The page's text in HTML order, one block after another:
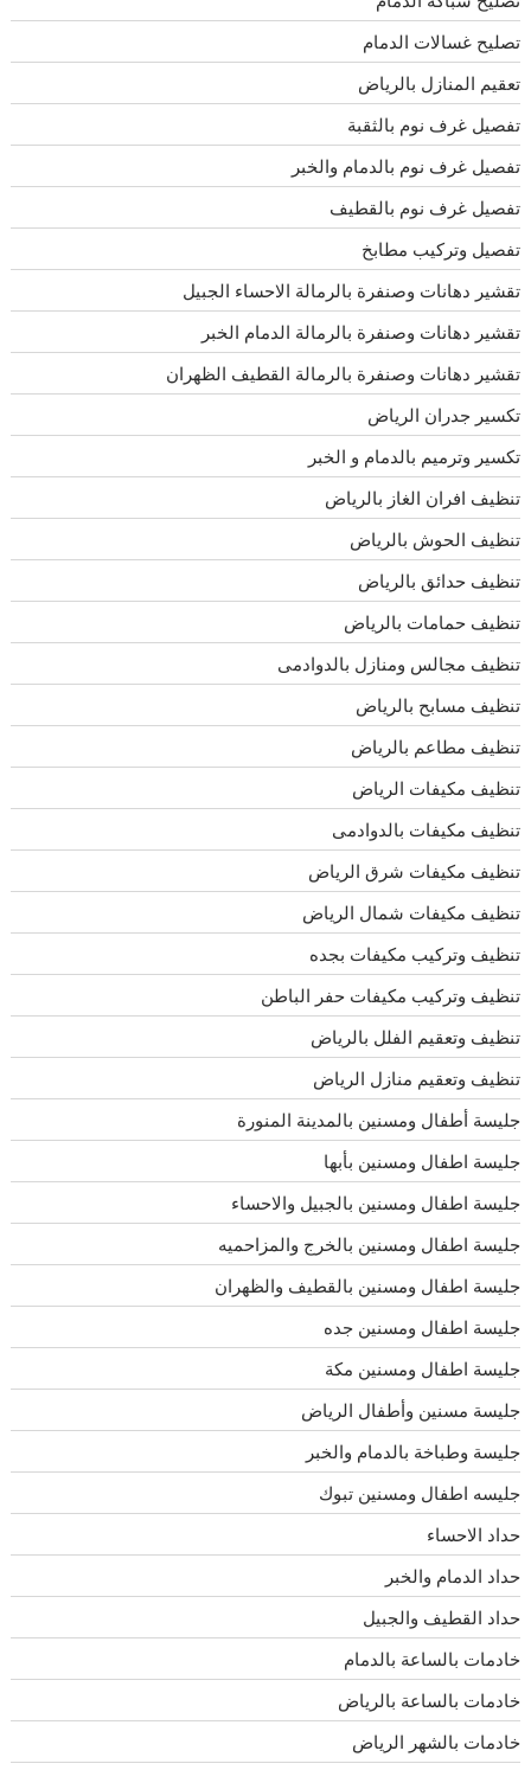
تصليح غسالات الدمام
تعقيم المنازل بالرياض
تفصيل غرف نوم بالثقبة
تفصيل غرف نوم بالدمام والخبر
تفصيل غرف نوم بالقطيف
تفصيل وتركيب مطابخ
تقشير دهانات وصنفرة بالرمالة الاحساء الجبيل
تقشير دهانات وصنفرة بالرمالة الدمام الخبر
تقشير دهانات وصنفرة بالرمالة القطيف الظهران
تكسير جدران الرياض
تكسير وترميم بالدمام و الخبر
تنظيف افران الغاز بالرياض
تنظيف الحوش بالرياض
تنظيف حدائق بالرياض
تنظيف حمامات بالرياض
تنظيف مجالس ومنازل بالدوادمى
تنظيف مسابح بالرياض
تنظيف مطاعم بالرياض
تنظيف مكيفات الرياض
تنظيف مكيفات بالدوادمى
تنظيف مكيفات شرق الرياض
تنظيف مكيفات شمال الرياض
تنظيف وتركيب مكيفات بجده
تنظيف وتركيب مكيفات حفر الباطن
تنظيف وتعقيم الفلل بالرياض
تنظيف وتعقيم منازل الرياض
جليسة أطفال ومسنين بالمدينة المنورة
جليسة اطفال ومسنين بأبها
جليسة اطفال ومسنين بالجبيل والاحساء
جليسة اطفال ومسنين بالخرج والمزاحميه
جليسة اطفال ومسنين بالقطيف والظهران
جليسة اطفال ومسنين جده
جليسة اطفال ومسنين مكة
جليسة مسنين وأطفال الرياض
جليسة وطباخة بالدمام والخبر
جليسه اطفال ومسنين تبوك
حداد الاحساء
حداد الدمام والخبر
حداد القطيف والجبيل
خادمات بالساعة بالدمام
خادمات بالساعة بالرياض
خادمات بالشهر الرياض